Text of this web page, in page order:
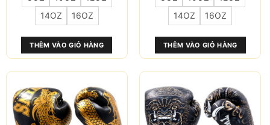
14OZ
16OZ
THÊM VÀO GIỎ HÀNG
thể.
Các
tùy
chọn
có
thể
chọn
trên
trang
14OZ
16OZ
THÊM VÀO GIỎ HÀNG
thể.
Các
tùy
chọn
có
thể
chọn
trên
trang